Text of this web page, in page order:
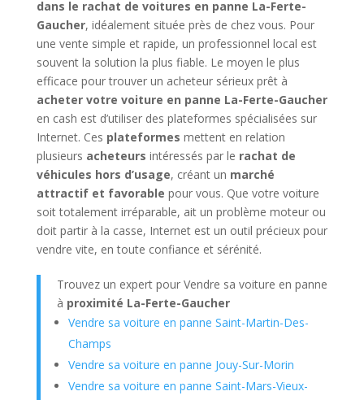
dans le rachat de voitures en panne La-Ferte-
Gaucher, idéalement située près de chez vous. Pour
une vente simple et rapide, un professionnel local est
souvent la solution la plus fiable. Le moyen le plus
efficace pour trouver un acheteur sérieux prêt à
acheter votre voiture en panne La-Ferte-Gaucher
en cash est d’utiliser des plateformes spécialisées sur
Internet. Ces plateformes mettent en relation
plusieurs acheteurs intéressés par le rachat de
véhicules hors d’usage, créant un marché
attractif et favorable pour vous. Que votre voiture
soit totalement irréparable, ait un problème moteur ou
doit partir à la casse, Internet est un outil précieux pour
vendre vite, en toute confiance et sérénité.
Trouvez un expert pour Vendre sa voiture en panne
à proximité La-Ferte-Gaucher
Vendre sa voiture en panne Saint-Martin-Des-
Champs
Vendre sa voiture en panne Jouy-Sur-Morin
Vendre sa voiture en panne Saint-Mars-Vieux-